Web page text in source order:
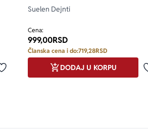
Dodaj u omiljene
Suelen Dejnti
Cena:
999,00RSD
Članska cena i do:719,28RSD
DODAJ U KORPU